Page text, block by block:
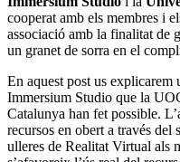
cooperat amb els membres i
associació amb la finalitat de
un granet de sorra en el
En aquest post us
Immersium Studio que la
Catalunya han fet possible.
recursos en obert a través
ulleres de Realitat Virtual als